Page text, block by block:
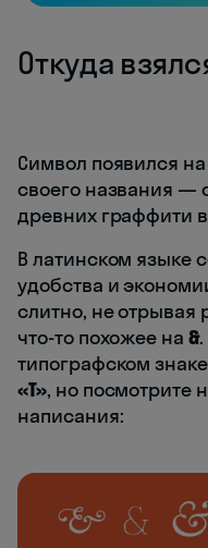
Откуда
Символ появился
своего названия —
древних граффити
В латинском языке
удобства и
слитно, не отрывая
что-то похожее на&
типографском
«T», но посмотрите
написания: